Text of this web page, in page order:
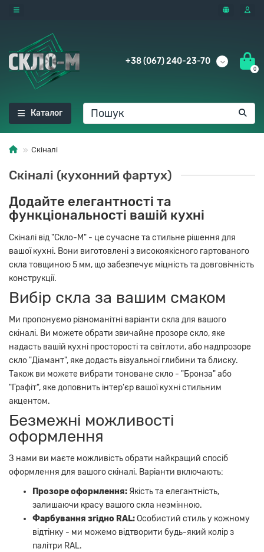
+38 (067) 240-23-70
0
Каталог
Скіналі
Скіналі (кухонний фартух)
Додайте елегантності та
функціональності вашій кухні
Скіналі від "Скло-М" - це сучасне та стильне рішення для
вашої кухні. Вони виготовлені з високоякісного гартованого
скла товщиною 5 мм, що забезпечує міцність та довговічність
конструкції.
Вибір скла за вашим смаком
Ми пропонуємо різноманітні варіанти скла для вашого
скіналі. Ви можете обрати звичайне прозоре скло, яке
надасть вашій кухні просторості та світлоти, або надпрозоре
скло "Діамант", яке додасть візуальної глибини та блиску.
Також ви можете вибрати тоноване скло - "Бронза" або
"Графіт", яке доповнить інтер'єр вашої кухні стильним
акцентом.
Безмежні можливості
оформлення
З нами ви маєте можливість обрати найкращий спосіб
оформлення для вашого скіналі. Варіанти включають:
Прозоре оформлення: Якість та елегантність,
залишаючи красу вашого скла незмінною.
Фарбування згідно RAL:Особистий стиль у кожному
відтінку - ми можемо відтворити будь-який колір з
палітри RAL.